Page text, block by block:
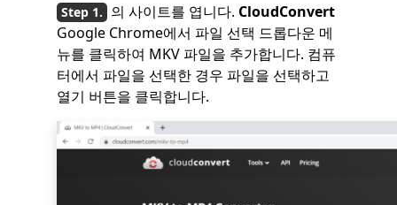
의 사이트를 엽니다. CloudConvert
Google Chrome에서 파일 선택 드롭다운 메
뉴를 클릭하여 MKV 파일을 추가합니다. 컴퓨
터에서 파일을 선택한 경우 파일을 선택하고
열기 버튼을 클릭합니다.